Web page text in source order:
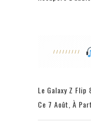
Le Galaxy Z Flip
Ce 7 Août, À